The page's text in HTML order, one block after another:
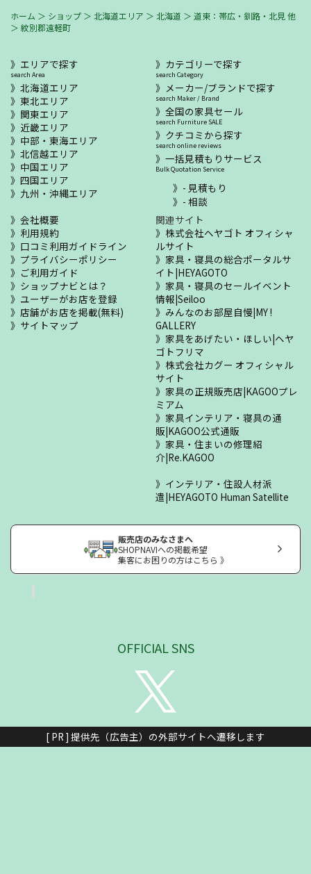
ホーム ＞ ショップ ＞ 北海道エリア ＞ 北海道 ＞ 道東：帯広・釧路・北見 他
＞ 紋別郡遠軽町
エリアで探す
search Area
北海道エリア
東北エリア
関東エリア
近畿エリア
中部・東海エリア
北信越エリア
中国エリア
四国エリア
九州・沖縄エリア
カテゴリーで探す
search Category
メーカー/ブランドで探す
search Maker / Brand
全国の家具セール
search Furniture SALE
クチコミから探す
search online reviews
一括見積もりサービス
Bulk Quotation Service
- 見積もり
- 相談
会社概要
利用規約
口コミ利用ガイドライン
プライバシーポリシー
ご利用ガイド
ショップナビとは？
ユーザーがお店を登録
店舗がお店を掲載(無料)
サイトマップ
関連サイト
株式会社ヘヤゴト オフィシャ
ルサイト
家具・寝具の総合ポータルサ
イト|HEYAGOTO
家具・寝具のセールイベント
情報|Seiloo
みんなのお部屋自慢|MY !
GALLERY
家具をあげたい・ほしい|ヘヤ
ゴトフリマ
株式会社カグー オフィシャル
サイト
家具の正規販売店|KAGOOプレ
ミアム
家具インテリア・寝具の通
販|KAGOO公式通販
家具・住まいの修理紹
介|Re.KAGOO
インテリア・住設人材派
遣|HEYAGOTO Human Satellite
販売店のみなさまへ
SHOPNAVIへの掲載希望
集客にお困りの方はこちら 》
OFFICIAL SNS
[ PR ] 提供先（広告主）の外部サイトへ遷移します